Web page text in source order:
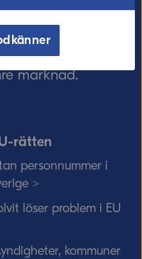
myndighet
marknad och
frihandel och
marknad.
rätten
personnummer i
>
löser problem i EU
kommuner